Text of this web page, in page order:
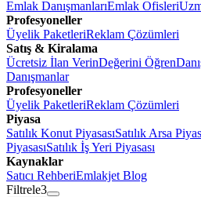
Emlak DanışmanlarıEmlak Ofisleri
Profesyoneller
Üyelik PaketleriReklam Çözümleri
Satış & Kiralama
Ücretsiz İlan VerinDeğerini Öğren
Danışmanlar
Profesyoneller
Üyelik PaketleriReklam Çözümleri
Piyasa
Satılık Konut PiyasasıSatılık Arsa
PiyasasıSatılık İş Yeri Piyasası
Kaynaklar
Satıcı RehberiEmlakjet Blog
Filtrele3